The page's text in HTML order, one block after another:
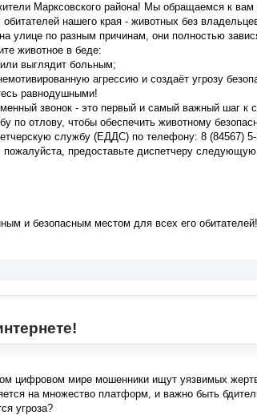
Марксовского района! Мы обращаемся к вам
нашего края - животных без
улице по разным причинам, они полностью
животное в беде:
выглядит больным;
агрессию и создаёт угрозу
равнодушными!
звонок - это первый и самый важный шаг к
по отлову, чтобы обеспечить животному
службу (ЕДДС) по телефону: 8 (84567) 5-
предоставьте диспетчеру
и безопасным местом для всех его обитателей!
цифровом мире мошенники ищут уязвимых
на множество платформ, и важно быть
угроза?